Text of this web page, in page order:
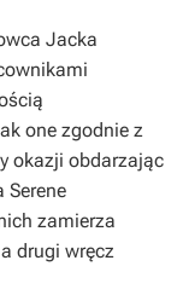
Jacka
one zgodnie z
okazji obdarzając
Serene
zamierza
drugi wręcz